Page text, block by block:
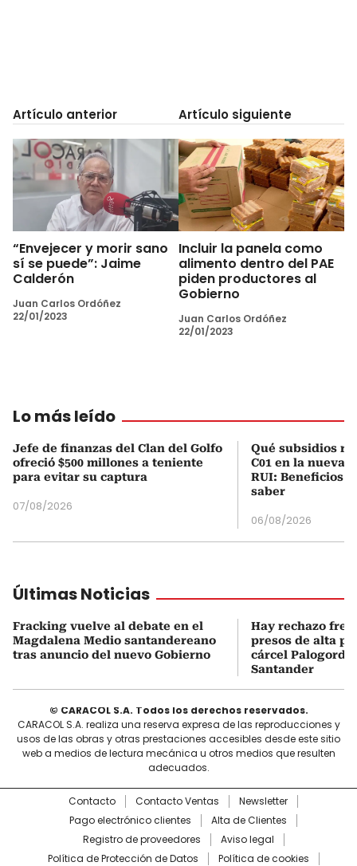
Artículo anterior
“Envejecer y morir sano
sí se puede”: Jaime
Calderón
Juan Carlos Ordóñez
22/01/2023
Artículo siguiente
Incluir la panela como
alimento dentro del PAE
piden productores al
Gobierno
Juan Carlos Ordóñez
22/01/2023
Lo más leído
Jefe de finanzas del Clan del Golfo
ofreció $500 millones a teniente
para evitar su captura
07/08/2026
Qué subsidios
C01 en la nueva
RUI: Beneficios
saber
06/08/2026
Últimas Noticias
Fracking vuelve al debate en el
Magdalena Medio santandereano
tras anuncio del nuevo Gobierno
Hay rechazo
presos de alta
cárcel Palogordo
Santander
© CARACOL S.A. Todos los derechos reservados.
CARACOL S.A. realiza una reserva expresa de las reproducciones y
usos de las obras y otras prestaciones accesibles desde este sitio
web a medios de lectura mecánica u otros medios que resulten
adecuados.
Contacto Contacto Ventas
Newsletter
Pago electrónico clientes
Alta de Clientes
Registro de proveedores
Aviso legal
Política de Protección de Datos
Política de cookies